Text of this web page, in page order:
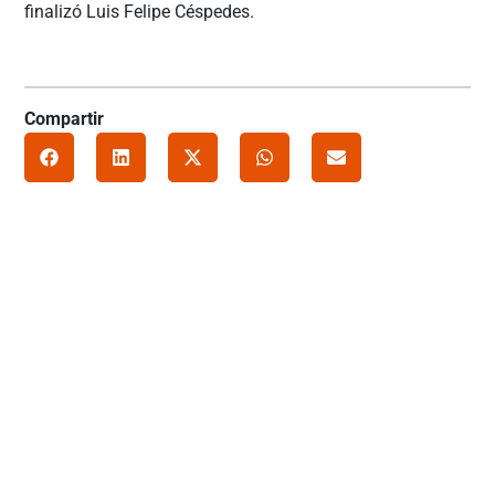
finalizó Luis Felipe Céspedes.
Compartir